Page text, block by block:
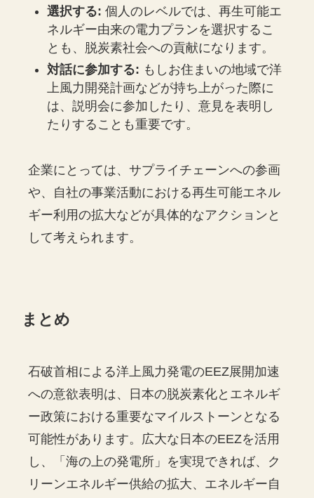
選択する: 個人のレベルでは、再生可能エ
ネルギー由来の電力プランを選択するこ
とも、脱炭素社会への貢献になります。
対話に参加する: もしお住まいの地域で洋
上風力開発計画などが持ち上がった際に
は、説明会に参加したり、意見を表明し
たりすることも重要です。
企業にとっては、サプライチェーンへの参画
や、自社の事業活動における再生可能エネル
ギー利用の拡大などが具体的なアクションと
して考えられます。
まとめ
石破首相による洋上風力発電のEEZ展開加速
への意欲表明は、日本の脱炭素化とエネルギ
ー政策における重要なマイルストーンとなる
可能性があります。広大な日本のEEZを活用
し、「海の上の発電所」を実現できれば、ク
リーンエネルギー供給の拡大、エネルギー自